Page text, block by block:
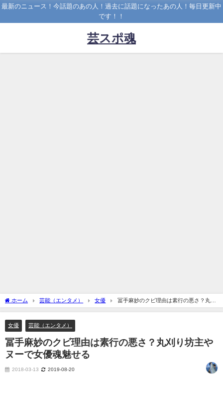
最新のニュース！今話題のあの人！過去に話題になったあの人！毎日更新中
です！！
芸スポ魂
ホーム 芸能（エンタメ） 女優
冨手麻妙のクビ理由は素行の悪さ？丸刈
り坊主やヌーで女優魂魅せる
女優 芸能（エンタメ）
冨手麻妙のクビ理由は素行の悪さ？丸刈り坊主や
ヌーで女優魂魅せる
2018-03-13 2019-08-20